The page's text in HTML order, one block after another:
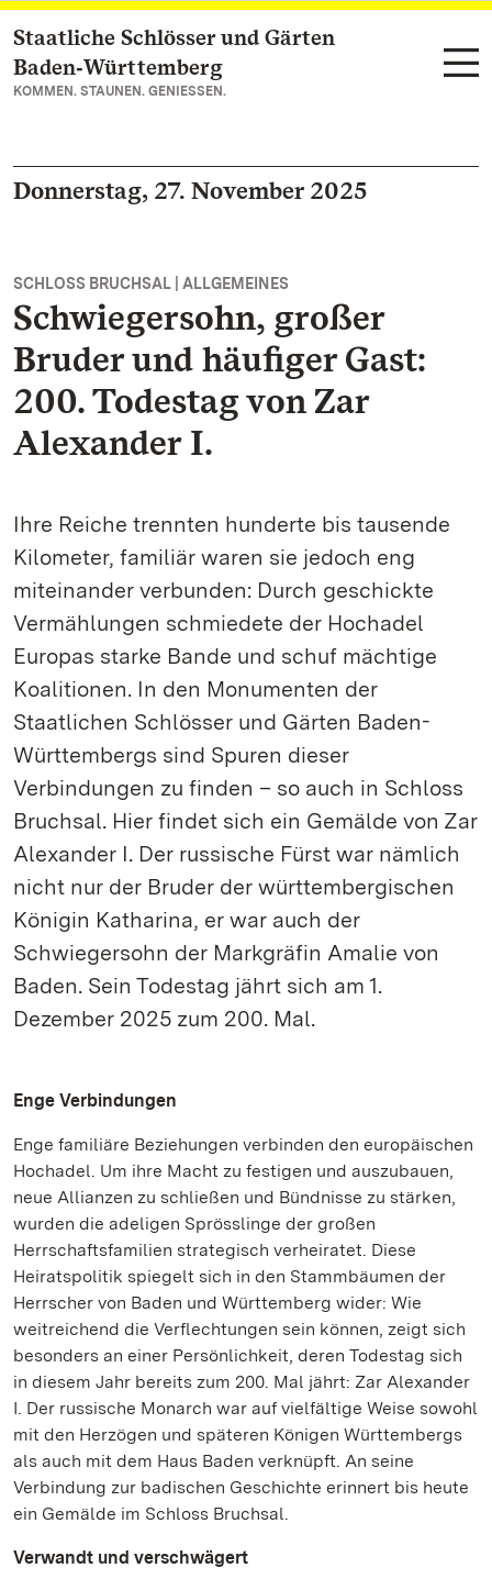
Zum Hauptinhalt springen
Staatliche Schlösser und Gärten
Baden‑Württemberg
KOMMEN. STAUNEN. GENIESSEN.
Donnerstag, 27. November 2025
SCHLOSS BRUCHSAL | ALLGEMEINES
Schwiegersohn, großer
Bruder und häufiger Gast:
200. Todestag von Zar
Alexander I.
Ihre Reiche trennten hunderte bis tausende
Kilometer, familiär waren sie jedoch eng
miteinander verbunden: Durch geschickte
Vermählungen schmiedete der Hochadel
Europas starke Bande und schuf mächtige
Koalitionen. In den Monumenten der
Staatlichen Schlösser und Gärten Baden-
Württembergs sind Spuren dieser
Verbindungen zu finden – so auch in Schloss
Bruchsal. Hier findet sich ein Gemälde von Zar
Alexander I. Der russische Fürst war nämlich
nicht nur der Bruder der württembergischen
Königin Katharina, er war auch der
Schwiegersohn der Markgräfin Amalie von
Baden. Sein Todestag jährt sich am 1.
Dezember 2025 zum 200. Mal.
Enge Verbindungen
Enge familiäre Beziehungen verbinden den europäischen
Hochadel. Um ihre Macht zu festigen und auszubauen,
neue Allianzen zu schließen und Bündnisse zu stärken,
wurden die adeligen Sprösslinge der großen
Herrschaftsfamilien strategisch verheiratet. Diese
Heiratspolitik spiegelt sich in den Stammbäumen der
Herrscher von Baden und Württemberg wider: Wie
weitreichend die Verflechtungen sein können, zeigt sich
besonders an einer Persönlichkeit, deren Todestag sich
in diesem Jahr bereits zum 200. Mal jährt: Zar Alexander
I. Der russische Monarch war auf vielfältige Weise sowohl
mit den Herzögen und späteren Königen Württembergs
als auch mit dem Haus Baden verknüpft. An seine
Verbindung zur badischen Geschichte erinnert bis heute
ein Gemälde im Schloss Bruchsal.
Verwandt und verschwägert